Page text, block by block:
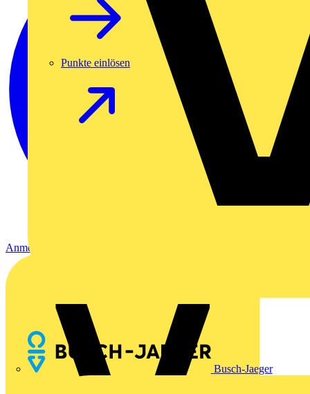
Busch-Jaeger
Punkte einlösen
Anmelden